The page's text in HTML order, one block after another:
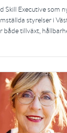
Skill Executive som
styrelser i
både tillväxt,